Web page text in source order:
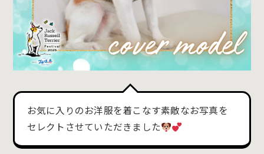
お気に入りのお洋服を着こなす素敵なお写真を
セレクトさせていただきました